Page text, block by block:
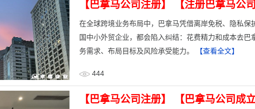
【巴拿马公司注册】 【注册巴拿马公司
在全球跨境业务布局中，巴拿马凭借离岸免税、隐私
国中小外贸企业，都会陷入纠结：花费精力和成本去巴
务需求、布局目标及风险承受能力。
【查看全文】
444
【巴拿马公司注册】 【巴拿马公司成立